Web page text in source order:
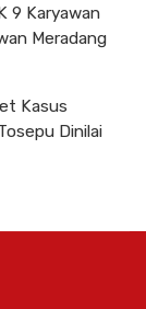
9 Karyawan
Meradang
Kasus
Dinilai